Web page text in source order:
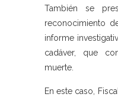
También se
reconocimiento
informe
cadáver, que
muerte.
En este caso,